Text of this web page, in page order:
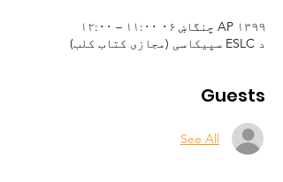
AP ۱۳۹۹ چنگاښ ۰۶ ۱۱:۰۰ – ۱۲:۰۰
د ESLC سپیکاسی (مجازی کتاب کلب)
Guests
See All